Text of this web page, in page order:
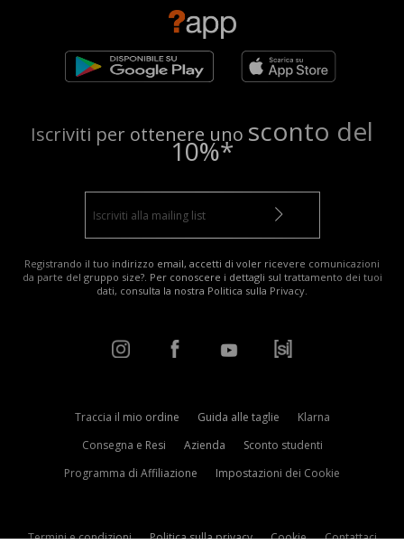
Iscriviti per ottenere uno sconto del
10%*
Registrando il tuo indirizzo email, accetti di voler ricevere comunicazioni
da parte del gruppo size?. Per conoscere i dettagli sul trattamento dei tuoi
dati, consulta la nostra Politica sulla Privacy.
Traccia il mio ordine Guida alle taglie
Klarna
Consegna e Resi
Azienda
Sconto studenti
Programma di Affiliazione
Impostazioni dei Cookie
Termini e condizioni Politica sulla privacy Cookie Contattaci